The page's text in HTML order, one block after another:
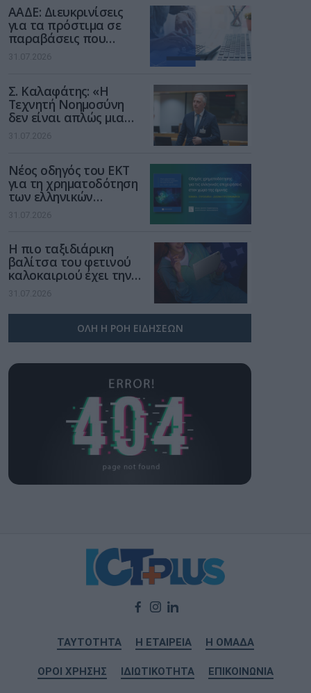
ΑΑΔΕ: Διευκρινίσεις
για τα πρόστιμα σε
παραβάσεις που
αφορούν τους ΦΗΜ
31.07.2026
Σ. Καλαφάτης: «Η
Τεχνητή Νοημοσύνη
δεν είναι απλώς μια
νέα τεχνολογία, είναι
μια νέα βιομηχανική
31.07.2026
Νέος οδηγός του ΕΚΤ
για τη χρηματοδότηση
των ελληνικών
επιχειρήσεων στον
χώρο της άμυνας
31.07.2026
Η πιο ταξιδιάρικη
βαλίτσα του φετινού
καλοκαιριού έχει την
υπογραφή της Xiaomi
31.07.2026
ΟΛΗ Η ΡΟΗ ΕΙΔΗΣΕΩΝ
ΤΑΥΤΟΤΗΤΑ Η ΕΤΑΙΡΕΙΑ Η ΟΜΑΔΑ
ΟΡΟΙ ΧΡΗΣΗΣ ΙΔΙΩΤΙΚΟΤΗΤΑ ΕΠΙΚΟΙΝΩΝΙΑ